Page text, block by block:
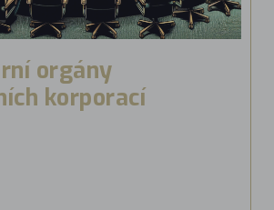
orgány
korporací